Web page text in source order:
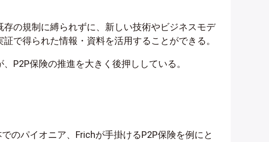
存の規制に縛られずに、新しい技術やビジネスモデ
で得られた情報・資料を活用することができる。
P2P保険の推進を大きく後押ししている。
のパイオニア、Frichが手掛けるP2P保険を例にと